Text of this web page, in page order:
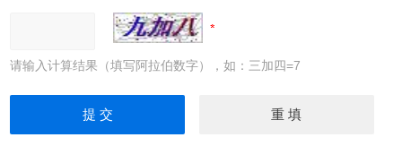
请输入计算结果（填写阿拉伯数字），如：三加四=7